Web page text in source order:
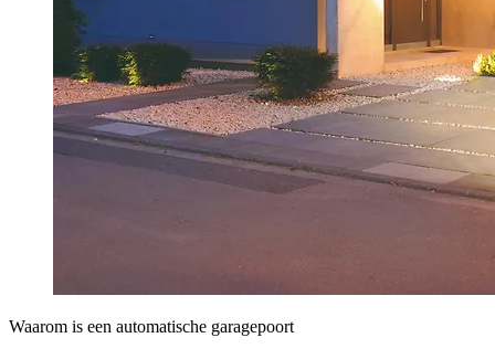
Waarom is een automatische garagepoort